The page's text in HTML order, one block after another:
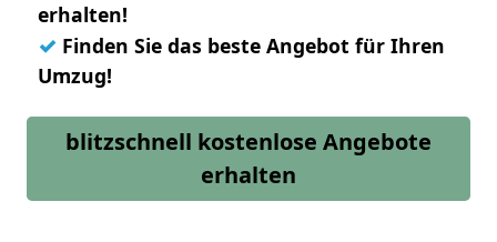
erhalten!
✓ Finden Sie das beste Angebot für Ihren
Umzug!
blitzschnell kostenlose Angebote
erhalten